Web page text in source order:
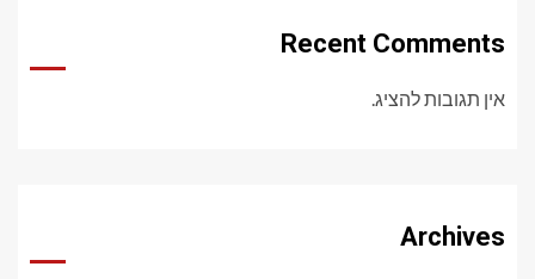
Recent Comments
אין תגובות להציג.
Archives